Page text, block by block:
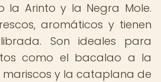
la Arinto y la Negra Mole.
aromáticos y tienen
Son ideales para
como el bacalao a la
mariscos y la cataplana de